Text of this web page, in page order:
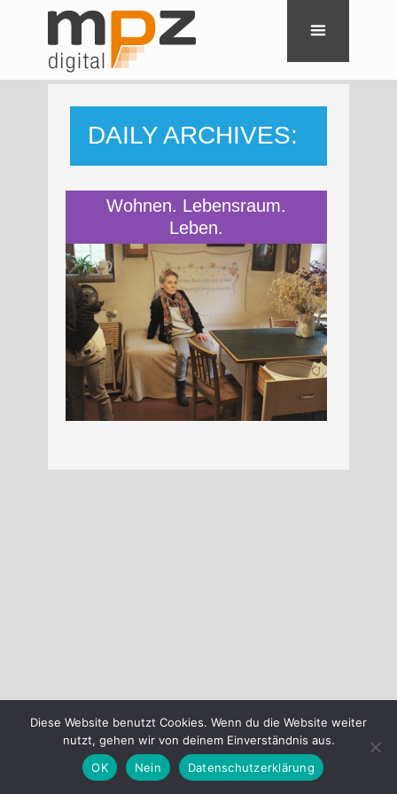
DAILY ARCHIVES:
2. DEZEMBER
2022
Wohnen. Lebensraum.
Leben.
Diese Website benutzt Cookies. Wenn du die Website weiter
nutzt, gehen wir von deinem Einverständnis aus.
OK
Nein Datenschutzerklärung